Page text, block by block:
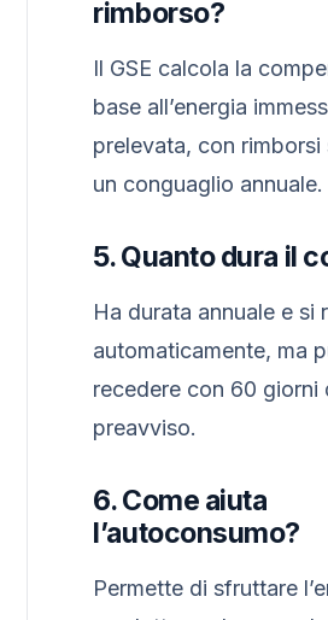
rimborso?
Il GSE calcola la
base all’energia
prelevata, con rimborsi
un conguaglio annuale.
5. Quanto dura il
Ha durata annuale e si
automaticamente, ma
recedere con 60 giorni
preavviso.
6. Come aiuta
l’autoconsumo?
Permette di sfruttare